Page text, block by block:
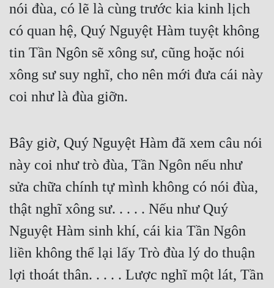
Triều Đấu
Trùng Sinh
Tội Phạm
Vô Địch
Võ Hiệp
Võng Du
Xuyên Không
Xuyên Nhanh
Xuyên Sách
nói đùa, có lẽ là cùng trước kia kinh lịch
có quan hệ, Quý Nguyệt Hàm tuyệt không
tin Tần Ngôn sẽ xông sư, cũng hoặc nói
xông sư suy nghĩ, cho nên mới đưa cái này
coi như là đùa giỡn.
Bây giờ, Quý Nguyệt Hàm đã xem câu nói
này coi như trò đùa, Tần Ngôn nếu như
sửa chữa chính tự mình không có nói đùa,
thật nghĩ xông sư. . . . . Nếu như Quý
Nguyệt Hàm sinh khí, cái kia Tần Ngôn
liền không thể lại lấy Trò đùa lý do thuận
lợi thoát thân. . . . . Lược nghĩ một lát, Tần